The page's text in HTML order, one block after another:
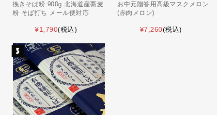
挽きそば粉 900g 北海道産蕎麦
粉 そば打ち メール便対応
¥1,790(税込)
お中元贈答用高級マスクメロン
(赤肉メロン)
¥7,260(税込)